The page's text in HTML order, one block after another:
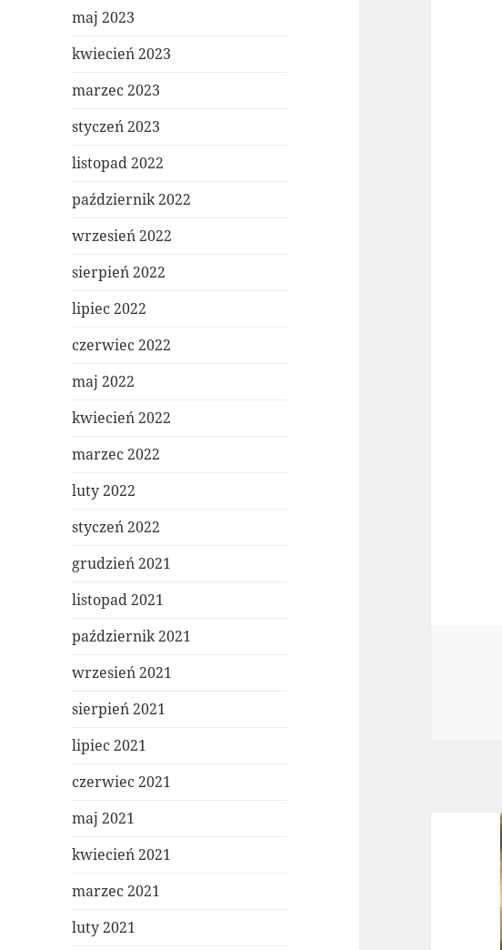
maj 2023
kwiecień 2023
marzec 2023
styczeń 2023
listopad 2022
październik 2022
wrzesień 2022
sierpień 2022
lipiec 2022
czerwiec 2022
maj 2022
kwiecień 2022
marzec 2022
luty 2022
styczeń 2022
grudzień 2021
listopad 2021
październik 2021
wrzesień 2021
sierpień 2021
lipiec 2021
czerwiec 2021
maj 2021
kwiecień 2021
marzec 2021
luty 2021